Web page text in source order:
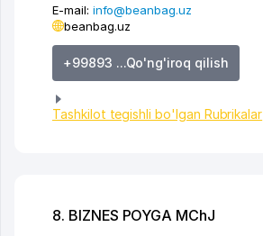
E-mail: info@beanbag.uz
beanbag.uz
+99893 ...Qo'ng'iroq qilish
Tashkilot tegishli bo'lgan Rubrikalar
8. BIZNES POYGA MChJ